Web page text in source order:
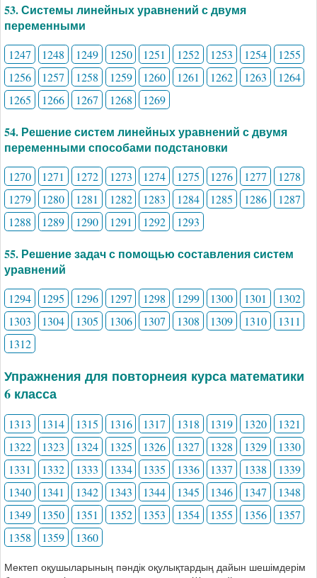
53. Системы линейных уравнений с двумя
переменными
1247 1248 1249 1250 1251 1252 1253 1254
1255
1256
1257 1258 1259 1260 1261 1262 1263
1264
1265
1266 1267 1268 1269
54. Решение систем линейных уравнений с двумя
переменными способами подстановки
1270 1271 1272 1273 1274 1275 1276 1277
1278
1279
1280 1281 1282 1283 1284 1285 1286
1287
1288
1289 1290 1291 1292 1293
55. Решение задач с помощью составления систем
уравнений
1294 1295 1296 1297 1298 1299 1300 1301
1302
1303
1304 1305 1306 1307 1308 1309 1310
1311
1312
Упражнения для повторнеия курса математики
6 класса
1313 1314 1315 1316 1317 1318 1319 1320
1321
1322
1323 1324 1325 1326 1327 1328 1329
1330
1331
1332 1333 1334 1335 1336 1337 1338
1339
1340
1341 1342 1343 1344 1345 1346 1347
1348
1349
1350 1351 1352 1353 1354 1355 1356
1357
1358
1359 1360
Мектеп оқушыларының пәндік оқулықтардың дайын шешімдерім